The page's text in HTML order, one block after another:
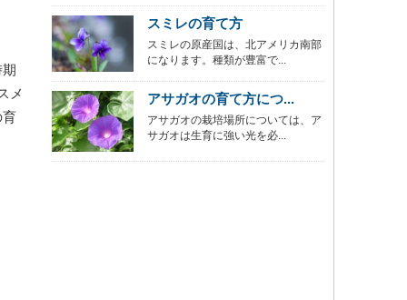
メ
育
スミレの育て方
スミレの原産国は、北アメリカ南部
になります。種類が豊富で...
アサガオの育て方につ...
アサガオの栽培場所については、ア
サガオは生育に強い光を必...